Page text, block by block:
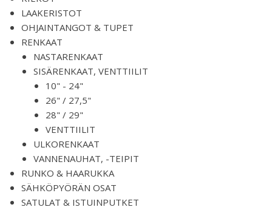
LAAKERISTOT
OHJAINTANGOT & TUPET
RENKAAT
NASTARENKAAT
SISÄRENKAAT, VENTTIILIT
10" - 24"
26" / 27,5"
28" / 29"
VENTTIILIT
ULKORENKAAT
VANNENAUHAT, -TEIPIT
RUNKO & HAARUKKA
SÄHKÖPYÖRÄN OSAT
SATULAT & ISTUINPUTKET